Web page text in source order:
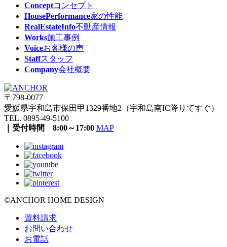
Conceptコンセプト
HousePerformance家の性能
RealEstateInfo不動産情報
Works施工事例
Voiceお客様の声
Staffスタッフ
Company会社概要
〒798-0077
愛媛県宇和島市保田甲1329番地2（宇和島南IC降りてすぐ）
TEL. 0895-49-5100
｜受付時間 8:00～17:00 MAP
©ANCHOR HOME DESIGN
資料請求
お問い合わせ
お電話